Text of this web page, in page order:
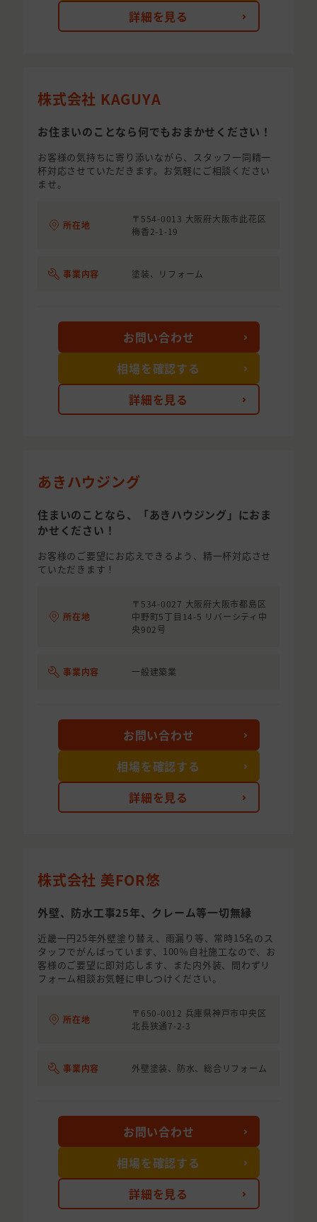
詳細を見る
株式会社 KAGUYA
お住まいのことなら何でもおまかせください！
お客様の気持ちに寄り添いながら、スタッフ一同精一
杯対応させていただきます。お気軽にご相談ください
ませ。
所在地
〒554-0013 大阪府大阪市此花区
梅香2-1-19
事業内容 塗装、リフォーム
詳細を見る
お問い合わせ
相場を確認する
あきハウジング
住まいのことなら、「あきハウジング」におま
かせください！
お客様のご要望にお応えできるよう、精一杯対応させ
ていただきます！
所在地
〒534-0027 大阪府大阪市都島区
中野町5丁目14-5 リバーシティ中
央902号
事業内容 一般建築業
詳細を見る
お問い合わせ
相場を確認する
株式会社 美FOR悠
外壁、防水工事25年、クレーム等一切無縁
近畿一円25年外壁塗り替え、雨漏り等、常時15名のス
タッフでがんばっています、100％自社施工なので、お
客様のご要望に即対応します、また内外装、問わずリ
フォーム相談お気軽に申しつけください。
所在地
〒650-0012 兵庫県神戸市中央区
北長狭通7-2-3
事業内容 外壁塗装、防水、総合リフォーム
詳細を見る
お問い合わせ
相場を確認する